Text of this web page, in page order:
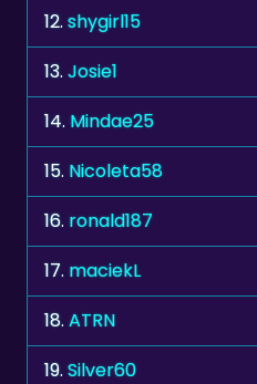
12.shygirl15
13.Josie1
14. Mindae25
15. Nicoleta58
16. ronald187
17. maciekL
18.ATRN
19.Silver60